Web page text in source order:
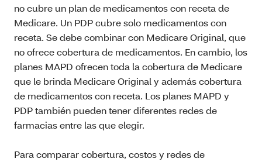
no cubre un plan de medicamentos con receta de
Medicare. Un PDP cubre solo medicamentos con
receta. Se debe combinar con Medicare Original, que
no ofrece cobertura de medicamentos. En cambio, los
planes MAPD ofrecen toda la cobertura de Medicare
que le brinda Medicare Original y además cobertura
de medicamentos con receta. Los planes MAPD y
PDP también pueden tener diferentes redes de
farmacias entre las que elegir.
Para comparar cobertura, costos y redes de